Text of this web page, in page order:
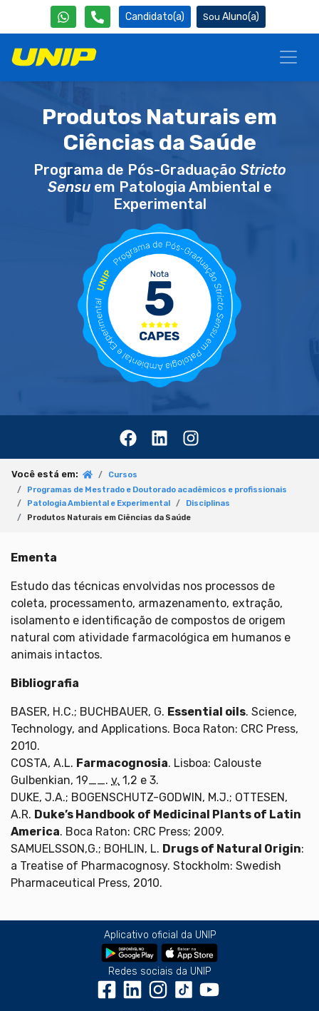
Candidato(a) Aluno(a)
Produtos Naturais em
Ciências da Saúde
Programa de Pós-Graduação Stricto
Sensuem Patologia Ambiental e
Experimental
Você está em:
Cursos
Programas de Mestrado e Doutorado acadêmicos e profissionais
Patologia Ambiental e Experimental
Disciplinas
Produtos Naturais em Ciências da Saúde
Ementa
Estudo das técnicas envolvidas nos processos de
coleta, processamento, armazenamento, extração,
isolamento e identificação de compostos de origem
natural com atividade farmacológica em humanos e
animais intactos.
Bibliografia
BASER, H.C.; BUCHBAUER, G. Essential oils. Science,
Technology, and Applications. Boca Raton: CRC Press,
2010.
COSTA, A.L. Farmacognosia. Lisboa: Calouste
Gulbenkian, 19__. v. 1,2 e 3.
DUKE, J.A.; BOGENSCHUTZ-GODWIN, M.J.; OTTESEN,
A.R. Duke’s Handbook of Medicinal Plants of Latin
America. Boca Raton: CRC Press; 2009.
SAMUELSSON,G.; BOHLIN, L. Drugs of Natural Origin:
a Treatise of Pharmacognosy. Stockholm: Swedish
Pharmaceutical Press, 2010.
Aplicativo oficial da UNIP
Redes sociais da UNIP